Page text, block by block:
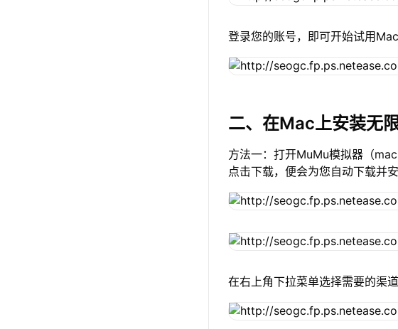
登录您的账号，即可开始试用Mac
二、在Mac上安装无
方法一：打开MuMu模拟器（
点击下载，便会为您自动下载并安
在右上角下拉菜单选择需要的渠道